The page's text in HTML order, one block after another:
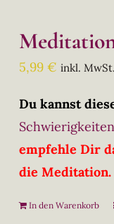
5,99€ inkl. MwSt.
Du kannst
empfehle Dir
die Meditation.
In den Warenkorb